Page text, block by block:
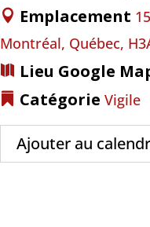
Emplacement
Montréal, Québec,
Lieu Google
Catégorie Vigile
Ajouter au